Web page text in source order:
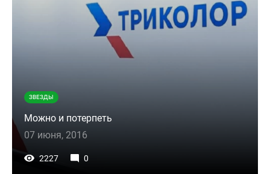
ЗВЕЗДЫ
Можно и потерпеть
07 июня, 2016
2227 0